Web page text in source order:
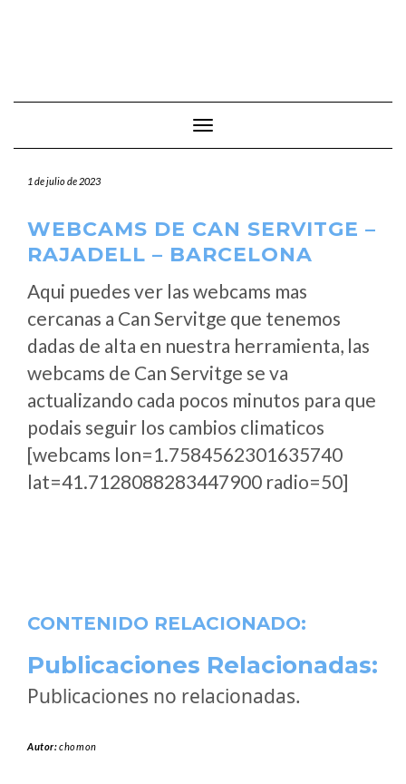
Cambiar modo de navegación
1 de julio de 2023
WEBCAMS DE CAN SERVITGE –
RAJADELL – BARCELONA
Aqui puedes ver las webcams mas
cercanas a Can Servitge que tenemos
dadas de alta en nuestra herramienta, las
webcams de Can Servitge se va
actualizando cada pocos minutos para que
podais seguir los cambios climaticos
[webcams lon=1.7584562301635740
lat=41.7128088283447900 radio=50]
CONTENIDO RELACIONADO:
Publicaciones Relacionadas:
Publicaciones no relacionadas.
Autor:chomon